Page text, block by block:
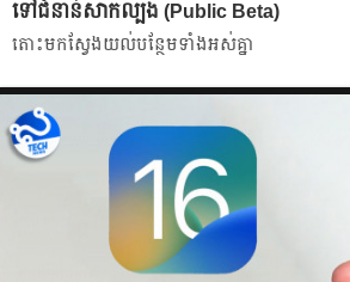
ទៅជំនាន់សាកល្បង (Public Beta)
តោះមកស្វែងយល់បន្ថែមទាំងអស់គ្នា